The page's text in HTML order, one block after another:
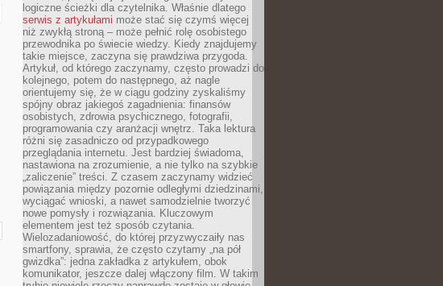
logiczne ścieżki dla czytelnika. Właśnie dlatego
serwis z artykułami może stać się czymś więcej
niż zwykłą stroną – może pełnić rolę osobistego
przewodnika po świecie wiedzy. Kiedy znajdujemy
takie miejsce, zaczyna się prawdziwa przygoda.
Artykuł, od którego zaczynamy, często prowadzi do
kolejnego, potem do następnego, aż nagle
orientujemy się, że w ciągu godziny zyskaliśmy
spójny obraz jakiegoś zagadnienia: finansów
osobistych, zdrowia psychicznego, fotografii,
programowania czy aranżacji wnętrz. Taka lektura
różni się zasadniczo od przypadkowego
przeglądania internetu. Jest bardziej świadoma,
nastawiona na zrozumienie, a nie tylko na szybkie
„zaliczenie” treści. Z czasem zaczynamy widzieć
powiązania między pozornie odległymi dziedzinami,
wyciągać wnioski, a nawet samodzielnie tworzyć
nowe pomysły i rozwiązania. Kluczowym
elementem jest też sposób czytania.
Wielozadaniowość, do której przyzwyczaiły nas
smartfony, sprawia, że często czytamy „na pół
gwizdka”: jedna zakładka z artykułem, obok
komunikator, jeszcze dalej włączony film. W takim